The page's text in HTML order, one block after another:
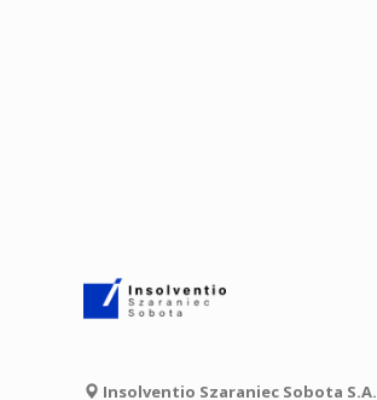
Insolventio Szaraniec Sobota S.A.